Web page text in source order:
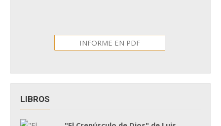
INFORME EN PDF
LIBROS